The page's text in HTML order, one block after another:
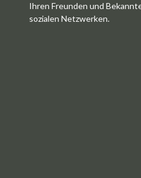
Ihren Freunden und
sozialen Netzwerken.